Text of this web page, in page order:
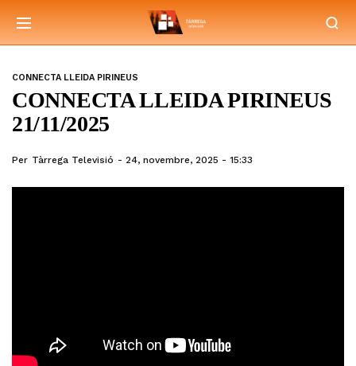
CONNECTA LLEIDA PIRINEUS
CONNECTA LLEIDA PIRINEUS
21/11/2025
Per Tàrrega Televisió 24, novembre, 2025 - 15:33